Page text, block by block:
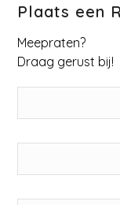
Plaats een
Meepraten?
Draag gerust bij!